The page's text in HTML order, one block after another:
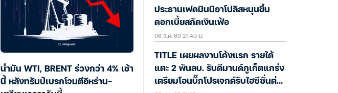
น้ำมัน WTI, BRENT ร่วงกว่า 4% เช้า
นี้ หลังทรัมป์เบรกโจมตีอิหร่าน-
ประธานเฟดมินนิอาโปลิสหนุนขึ้น
ดอกเบี้ยสกัดเงินเฟ้อ
06 ส.ค. 69 21:40 น.
TITLE เผยผลงานโค้งแรก รายได้
แตะ 2 พันลบ. รับดีมานด์ภูเก็ตแกร่ง
เตรียมโอนบิ๊กโปรเจกต์รับไฮซีซั่นต่อ